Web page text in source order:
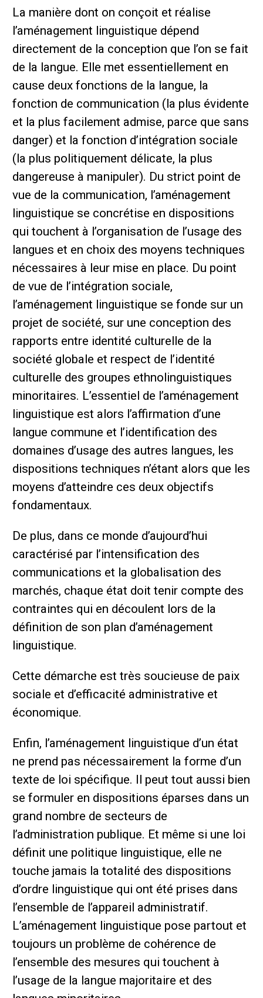
La manière dont on conçoit et réalise
l’aménagement linguistique dépend
directement de la conception que l’on se fait
de la langue. Elle met essentiellement en
cause deux fonctions de la langue, la
fonction de communication (la plus évidente
et la plus facilement admise, parce que sans
danger) et la fonction d’intégration sociale
(la plus politiquement délicate, la plus
dangereuse à manipuler). Du strict point de
vue de la communication, l’aménagement
linguistique se concrétise en dispositions
qui touchent à l’organisation de l’usage des
langues et en choix des moyens techniques
nécessaires à leur mise en place. Du point
de vue de l’intégration sociale,
l’aménagement linguistique se fonde sur un
projet de société, sur une conception des
rapports entre identité culturelle de la
société globale et respect de l’identité
culturelle des groupes ethnolinguistiques
minoritaires. L’essentiel de l’aménagement
linguistique est alors l’affirmation d’une
langue commune et l’identification des
domaines d’usage des autres langues, les
dispositions techniques n’étant alors que les
moyens d’atteindre ces deux objectifs
fondamentaux.
De plus, dans ce monde d’aujourd’hui
caractérisé par l’intensification des
communications et la globalisation des
marchés, chaque état doit tenir compte des
contraintes qui en découlent lors de la
définition de son plan d’aménagement
linguistique.
Cette démarche est très soucieuse de paix
sociale et d’efficacité administrative et
économique.
Enfin, l’aménagement linguistique d’un état
ne prend pas nécessairement la forme d’un
texte de loi spécifique. Il peut tout aussi bien
se formuler en dispositions éparses dans un
grand nombre de secteurs de
l’administration publique. Et même si une loi
définit une politique linguistique, elle ne
touche jamais la totalité des dispositions
d’ordre linguistique qui ont été prises dans
l’ensemble de l’appareil administratif.
L’aménagement linguistique pose partout et
toujours un problème de cohérence de
l’ensemble des mesures qui touchent à
l’usage de la langue majoritaire et des